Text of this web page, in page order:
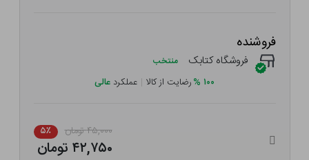
فروشنده
فروشگاه کتابک منتخب
۱۰۰ %رضایت از کالا | عملکرد عالی
۴۵,۰۰۰ تومان ۵٪
۴۲,۷۵۰ تومان